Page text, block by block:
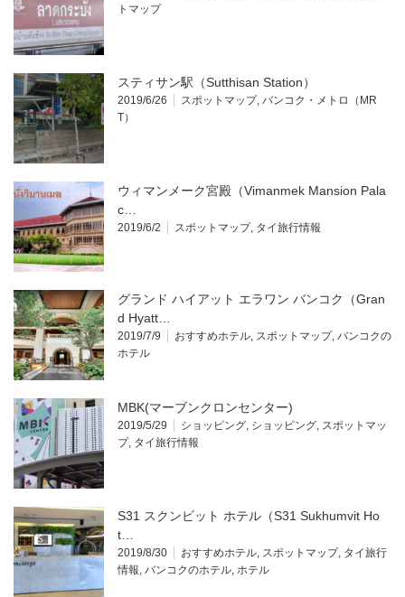
トマップ
スティサン駅（Sutthisan Station）
2019/6/26 スポットマップ, バンコク・メトロ（MR
T）
ウィマンメーク宮殿（Vimanmek Mansion Pala
c…
2019/6/2 スポットマップ, タイ旅行情報
グランド ハイアット エラワン バンコク（Gran
d Hyatt…
2019/7/9 おすすめホテル, スポットマップ, バンコクの
ホテル
MBK(マーブンクロンセンター)
2019/5/29 ショッピング, ショッピング, スポットマッ
プ, タイ旅行情報
S31 スクンビット ホテル（S31 Sukhumvit Ho
t…
2019/8/30 おすすめホテル, スポットマップ, タイ旅行
情報, バンコクのホテル, ホテル